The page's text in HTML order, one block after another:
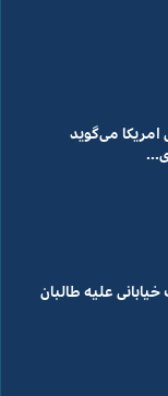
می‌گوید
علیه طالبان